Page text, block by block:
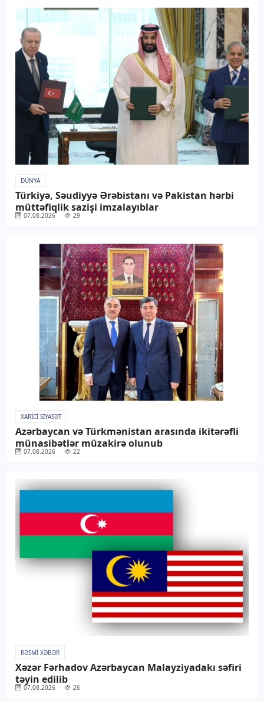
DÜNYA
Türkiyə, Səudiyyə Ərəbistanı və Pakistan hərbi
müttəfiqlik sazişi imzalayıblar
07.08.2026 29
XARICI SIYASƏT
Azərbaycan və Türkmənistan arasında ikitərəfli
münasibətlər müzakirə olunub
07.08.2026 22
RƏSMI XƏBƏR
Xəzər Fərhadov Azərbaycan Malayziyadakı səfiri
təyin edilib
07.08.2026 26